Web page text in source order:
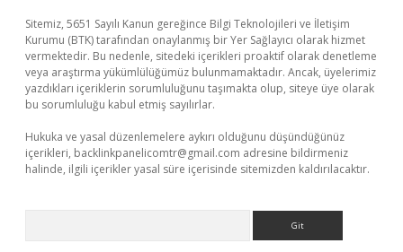
Sitemiz, 5651 Sayılı Kanun gereğince Bilgi Teknolojileri ve İletişim
Kurumu (BTK) tarafından onaylanmış bir Yer Sağlayıcı olarak hizmet
vermektedir. Bu nedenle, sitedeki içerikleri proaktif olarak denetleme
veya araştırma yükümlülüğümüz bulunmamaktadır. Ancak, üyelerimiz
yazdıkları içeriklerin sorumluluğunu taşımakta olup, siteye üye olarak
bu sorumluluğu kabul etmiş sayılırlar.
Hukuka ve yasal düzenlemelere aykırı olduğunu düşündüğünüz
içerikleri, backlinkpanelicomtr@gmail.com adresine bildirmeniz
halinde, ilgili içerikler yasal süre içerisinde sitemizden kaldırılacaktır.